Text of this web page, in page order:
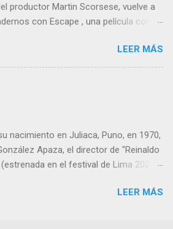
productor Martin Scorsese, vuelve a
con Escape , una película con
negra, drama carcelario y elementos
en una narrativa que resulta tan
fascinante. En esta obra, Cortés
que aún hay espacio en el cine
no exentas de algunos tropiezos.
LEER MÁS
nacimiento en Juliaca, Puno, en 1970,
Apaza, el director de "Reinaldo
en el festival de Lima 2023,
de expresar las complejidades y
LEER MÁS